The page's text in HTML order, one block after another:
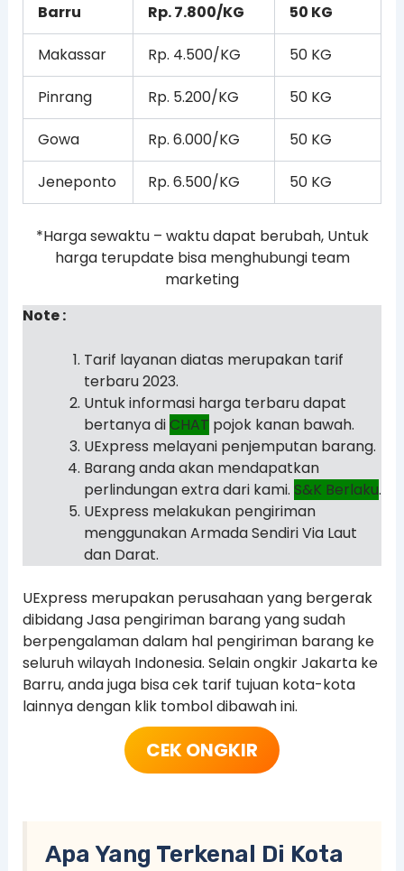
Barru Rp. 7.800/KG 50 KG
Makassar Rp. 4.500/KG 50 KG
Pinrang Rp. 5.200/KG 50 KG
Gowa Rp. 6.000/KG 50 KG
Jeneponto Rp. 6.500/KG 50 KG
*Harga sewaktu – waktu dapat berubah, Untuk
harga terupdate bisa menghubungi team
marketing
Note :
Tarif layanan diatas merupakan tarif
terbaru 2023.
Untuk informasi harga terbaru dapat
bertanya diCHAT pojok kanan bawah.
UExpress melayani penjemputan barang.
Barang anda akan mendapatkan
perlindungan extra dari kami. S&K Berlaku.
UExpress melakukan pengiriman
menggunakan Armada Sendiri Via Laut
dan Darat.
UExpress merupakan perusahaan yang bergerak
dibidang Jasa pengiriman barang yang sudah
berpengalaman dalam hal pengiriman barang ke
seluruh wilayah Indonesia. Selain ongkir Jakarta ke
Barru, anda juga bisa cek tarif tujuan kota-kota
lainnya dengan klik tombol dibawah ini.
CEK ONGKIR
Apa Yang Terkenal Di Kota